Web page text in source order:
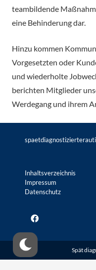
teambildende
eine Behinderung dar.
Hinzu kommen
Vorgesetzten oder
und wiederholte
berichten Mitglieder
Werdegang und ihrem
Inhaltsverzeichnis
Impressum
Datenschutz
Spät